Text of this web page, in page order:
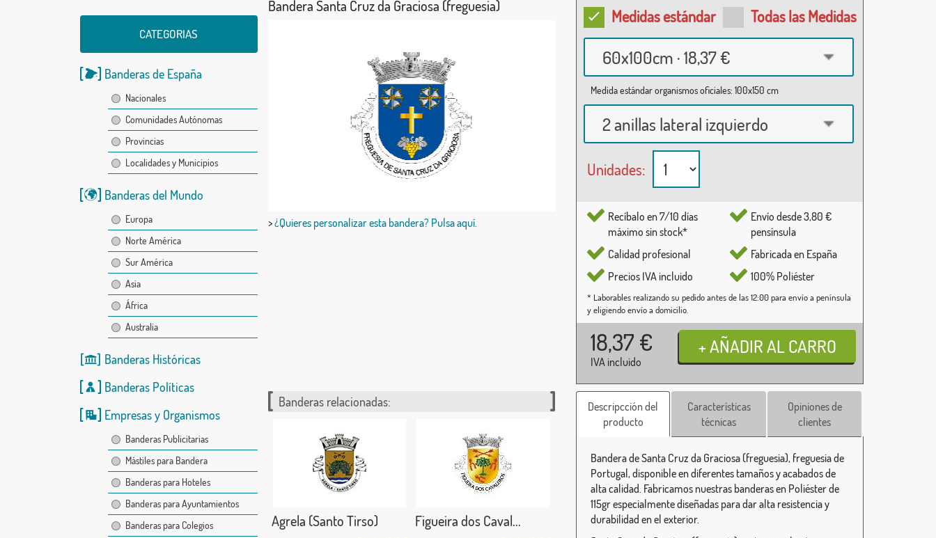
CATEGORIAS
Banderas de España
Nacionales
Comunidades Autónomas
Provincias
Localidades y Municipios
Banderas del Mundo
Europa
Norte América
Sur América
Asia
África
Australia
Banderas Históricas
Banderas Políticas
Empresas y Organismos
Banderas Publicitarias
Mástiles para Bandera
Banderas para Hoteles
Banderas para Ayuntamientos
Banderas para Colegios
Bandera Santa Cruz da Graciosa (freguesia)
>¿Quieres personalizar esta bandera? Pulsa aquí.
Medidas estándar Todas las Medidas
60x100cm · 18,37 €
Medida estándar organismos oficiales: 100x150 cm
2 anillas lateral izquierdo
Unidades:
Recíbalo en 7/10 días
máximo sin stock*
Calidad profesional
Precios IVA incluido
Envío desde 3,80 €
pensínsula
Fabricada en España
100% Poliéster
* Laborables realizando su pedido antes de las 12:00 para envío a península
y eligiendo envío a domicilio.
18,37 €
IVA incluido
Banderas relacionadas:
Agrela (Santo Tirso) Figueira dos Caval...
Descripcción del
producto
Características
técnicas
Opiniones de
clientes
Bandera de Santa Cruz da Graciosa (freguesia), freguesia de
Portugal, disponible en diferentes tamaños y acabados de
alta calidad. Fabricamos nuestras banderas en Poliéster de
115gr especialmente diseñadas para dar alta resistencia y
durabilidad en el exterior.